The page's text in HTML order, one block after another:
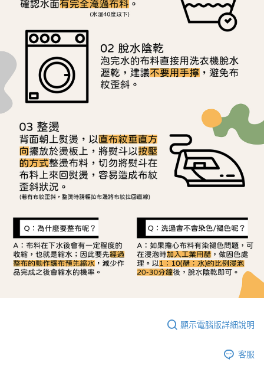
任。
４．使用「AFTEE先享後付」時，將依據個別帳號之用戶狀況，依本公司即
時審查核予不同之上限額度；若仍有額度不足之情形，本公司將視審查結果
請求用戶進行身份認證。
５．嚴禁一人註冊多個帳號或使用他人資訊註冊。若發現惡意使用之情形，
恩沛科技股份有限公司將有權停止該用戶之使用額度並採取法律行動。
顯示電腦版詳細說明
客服